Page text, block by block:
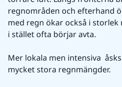
regnområden och efterhand
med regn ökar också i
i stället ofta börjar avta.
Mer lokala men intensiva
mycket stora regnmängder.